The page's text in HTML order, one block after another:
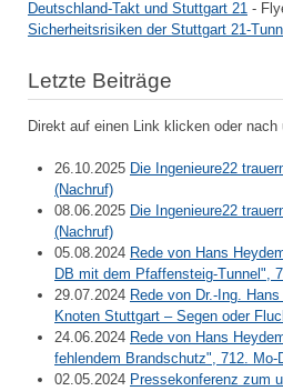
Deutschland-Takt und Stuttgart 21 -
Sicherheitsrisiken der Stuttgart 21-
Letzte Beiträge
Direkt auf einen Link klicken oder nach
26.10.2025 Die Ingenieure22
(Nachruf)
08.06.2025 Die Ingenieure22
(Nachruf)
05.08.2024 Rede von Hans
DB mit dem Pfaffensteig-Tunnel",
29.07.2024 Rede von Dr.-Ing.
Knoten Stuttgart – Segen oder
24.06.2024 Rede von Hans
fehlendem Brandschutz", 712. Mo-
02.05.2024 Pressekonferenz zum